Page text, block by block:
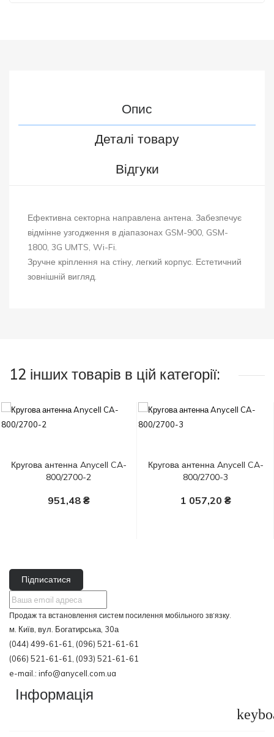
Опис
Деталі товару
Відгуки
Ефективна секторна направлена антена. Забезпечує
відмінне узгодження в діапазонах GSM-900, GSM-
1800, 3G UMTS, Wi-Fi.
Зручне кріплення на стіну, легкий корпус. Естетичний
зовнішній вигляд.
12 інших товарів в цій категорії:
Кругова антенна Anycell CA-
800/2700-2
951,48 ₴
Кругова антенна Anycell CA-
800/2700-3
1 057,20 ₴
Підписатися
Продаж та встановлення систем посилення мобільного зв’язку.
м. Київ, вул. Богатирська, 30а
(044) 499-61-61, (096) 521-61-61
(066) 521-61-61, (093) 521-61-61
e-mail.: info@anycell.com.ua
Інформація